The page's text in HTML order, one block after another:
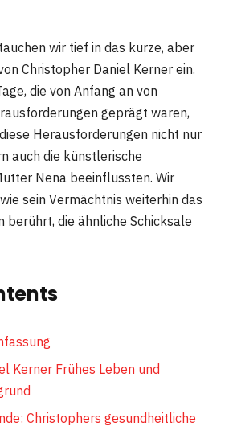
wir tief in das kurze, aber
Christopher Daniel Kerner ein.
die von Anfang an von
geprägt waren,
Herausforderungen nicht nur
auch die künstlerische
Nena beeinflussten. Wir
sein Vermächtnis weiterhin das
berührt, die ähnliche Schicksale
Kerner Frühes Leben und
Christophers gesundheitliche